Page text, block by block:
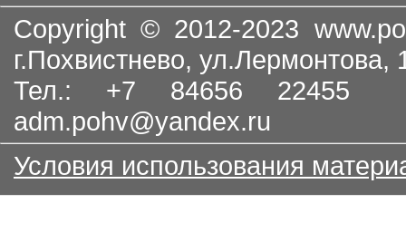
Copyright © 2012-2023
г.Похвистнево, ул.Лермонтова,
Тел.: +7 84656
adm.pohv@yandex.ru
Условия использования